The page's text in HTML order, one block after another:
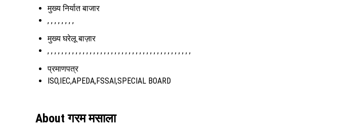
मुख्य निर्यात बाजार
, , , , , , , ,
मुख्य घरेलू बाज़ार
, , , , , , , , , , , , , , , , , , , , , , , , , , , , , , , , , , , , , , , , ,
प्रमाणपत्र
ISO,IEC,APEDA,FSSAI,SPECIAL BOARD
About गरम मसाला